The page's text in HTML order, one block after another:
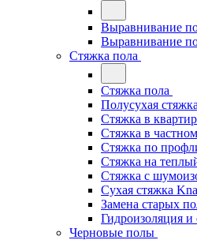
Выравнивание
Выравнивание
Стяжка пола
Стяжка пола
Полусухая
Стяжка в
Стяжка в
Стяжка по
Стяжка на
Стяжка с
Сухая стяжка
Замена старых
Гидроизоляция и
Черновые полы